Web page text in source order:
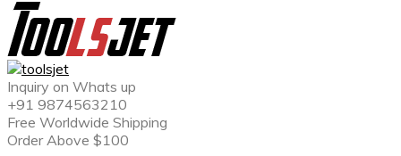
Inquiry on Whats up
+91 9874563210
Free Worldwide Shipping
Order Above $100